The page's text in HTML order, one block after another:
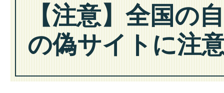
【注意】全国の
の偽サイトに注